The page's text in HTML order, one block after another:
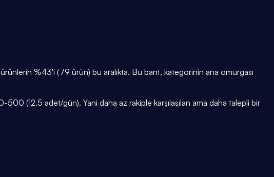
%43'i (79 ürün) bu aralıkta. Bu bant, kategorinin ana omurgası
(12.5 adet/gün). Yani daha az rakiple karşılaşılan ama daha talepli bir